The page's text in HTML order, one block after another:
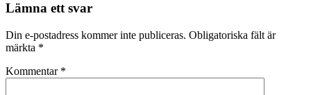
Lämna ett svar
Din e-postadress kommer inte publiceras. Obligatoriska fält är
märkta *
Kommentar *